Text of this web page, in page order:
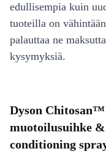
edullisempia kuin
tuoteilla on
palauttaa ne
kysymyksiä.
Dyson
muotoilusuihke
conditioning